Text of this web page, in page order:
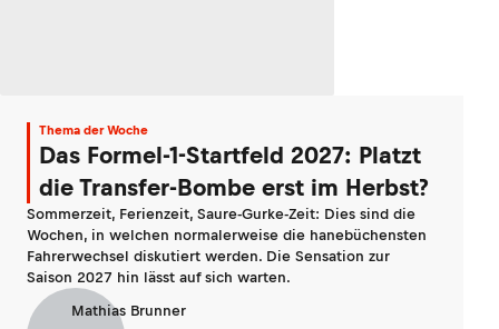
Thema der Woche
Das Formel-1-Startfeld 2027: Platzt
die Transfer-Bombe erst im Herbst?
Sommerzeit, Ferienzeit, Saure-Gurke-Zeit: Dies sind die
Wochen, in welchen normalerweise die hanebüchensten
Fahrerwechsel diskutiert werden. Die Sensation zur
Saison 2027 hin lässt auf sich warten.
Mathias Brunner